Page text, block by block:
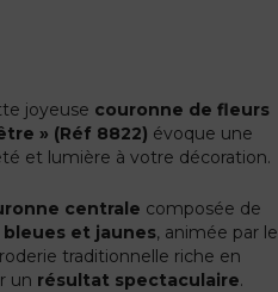
joyeuse couronne de fleurs
» (Réf 8822) évoque une
et lumière à votre décoration.
centrale composée de
et jaunes, animée par le
traditionnelle riche en
un résultat spectaculaire.